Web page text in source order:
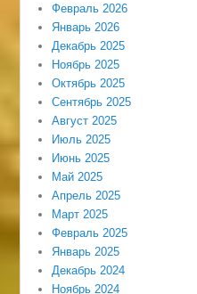
Февраль 2026
Январь 2026
Декабрь 2025
Ноябрь 2025
Октябрь 2025
Сентябрь 2025
Август 2025
Июль 2025
Июнь 2025
Май 2025
Апрель 2025
Март 2025
Февраль 2025
Январь 2025
Декабрь 2024
Ноябрь 2024